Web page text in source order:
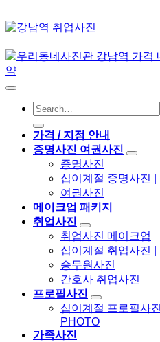
가격 / 지점 안내
증명사진 여권사진
증명사진
십이계절 증명사진
여권사진
메이크업 패키지
취업사진
취업사진 메이크업
십이계절 취업사진
승무원사진
간호사 취업사진
프로필사진
십이계절 프로필사
PHOTO
가족사진